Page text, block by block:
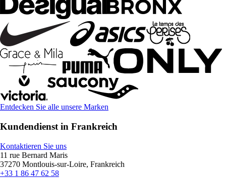
Entdecken Sie alle unsere Marken
Kundendienst in Frankreich
Kontaktieren Sie uns
11 rue Bernard Maris
37270 Montlouis-sur-Loire, Frankreich
+33 1 86 47 62 58